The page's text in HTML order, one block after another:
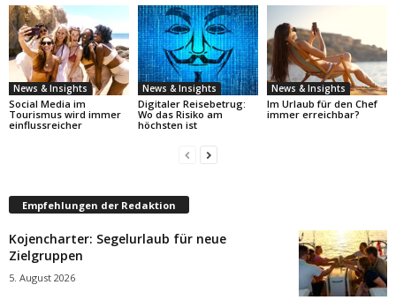
News & Insights
Social Media im
Tourismus wird immer
einflussreicher
News & Insights
Digitaler Reisebetrug:
Wo das Risiko am
höchsten ist
News & Insights
Im Urlaub für den Chef
immer erreichbar?
Empfehlungen der Redaktion
Kojencharter: Segelurlaub für neue
Zielgruppen
5. August 2026